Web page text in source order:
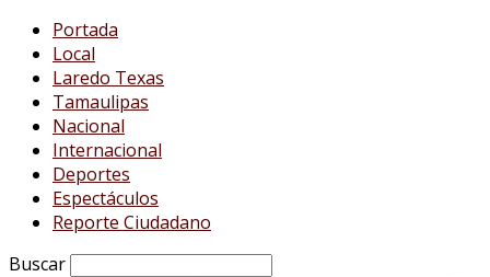
Portada
Local
Laredo Texas
Tamaulipas
Nacional
Internacional
Deportes
Espectáculos
Reporte Ciudadano
Buscar